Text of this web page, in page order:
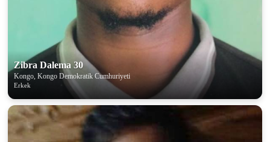
Zibra Dalema 30
Kongo, Kongo Demokratik Cumhuriyeti
Erkek